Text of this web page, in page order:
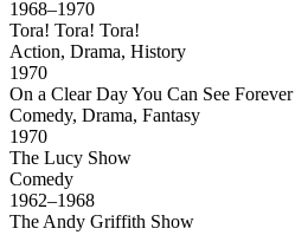
1968–1970
Tora! Tora! Tora!
Action, Drama, History
1970
On a Clear Day You Can See Forever
Comedy, Drama, Fantasy
1970
The Lucy Show
Comedy
1962–1968
The Andy Griffith Show